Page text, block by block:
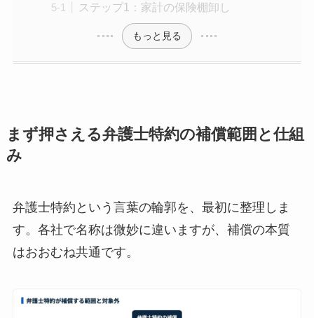
ステップ1：家計の保険棚卸し
もっと見る
まず押さえる弁護士特約の補償範囲と仕組
み
弁護士特約という言葉の輪郭を、最初に整理しま
す。各社で名称は微妙に違いますが、補償の本質
はおおむね共通です。